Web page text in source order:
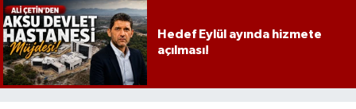
Hedef Eylül ayında hizmete
açılması!